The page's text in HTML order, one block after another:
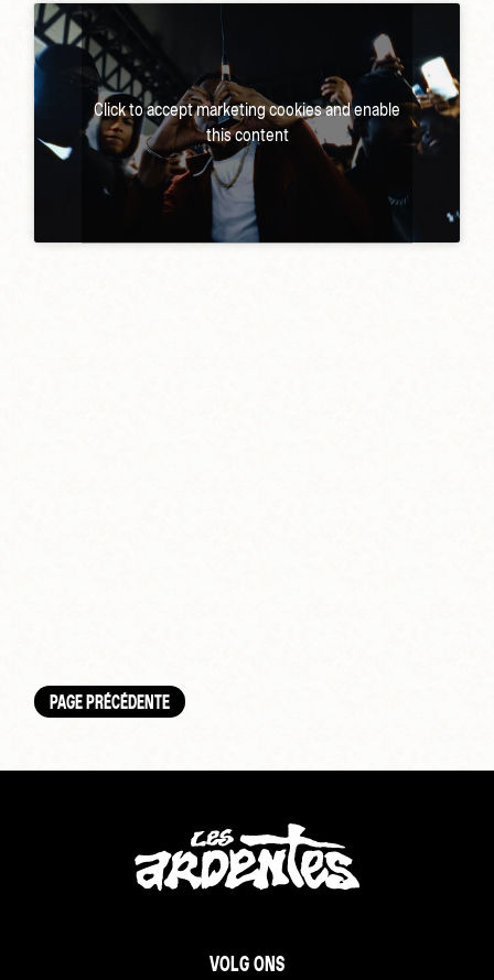
Click to accept marketing cookies and enable
this content
PAGE PRÉCÉDENTE
VOLG ONS